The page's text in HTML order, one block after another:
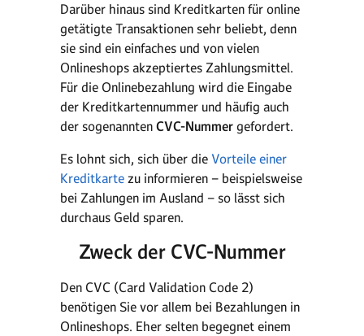
Darüber hinaus sind Kreditkarten für online
getätigte Transaktionen sehr beliebt, denn
sie sind ein einfaches und von vielen
Onlineshops akzeptiertes Zahlungsmittel.
Für die Onlinebezahlung wird die Eingabe
der Kreditkartennummer und häufig auch
der sogenannten CVC-Nummer gefordert.
Es lohnt sich, sich über die Vorteile einer
Kreditkarte zu informieren – beispielsweise
bei Zahlungen im Ausland – so lässt sich
durchaus Geld sparen.
Zweck der CVC-Nummer
Den CVC (Card Validation Code 2)
benötigen Sie vor allem bei Bezahlungen in
Onlineshops. Eher selten begegnet einem